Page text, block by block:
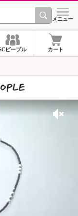
シメニュー
ピープル カート